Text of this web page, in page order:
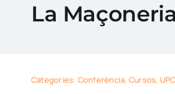
La
Categories: Conferència, Cursos,